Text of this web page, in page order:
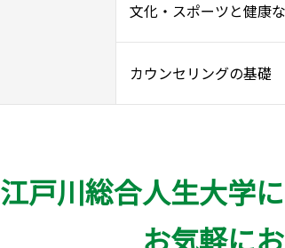
文化・スポーツと健康
カウンセリングの基礎
江戸川総合人生大学
お気軽に